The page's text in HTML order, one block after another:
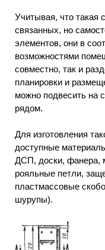
Учитывая, что такая
связанных, но
элементов, они в
возможностями
совместно, так и
планировки и
можно подвесить на
рядом.
Для изготовления
доступные
ДСП, доски, фанера,
рояльные петли,
пластмассовые
шурупы).